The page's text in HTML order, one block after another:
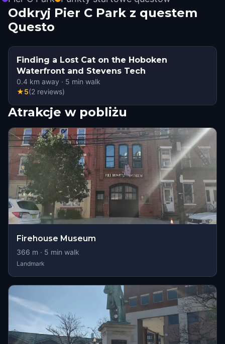
Odkryj Pier C Park z questem
Questo
Finding a Lost Cat on the Hoboken
Waterfront and Stevens Tech
0.4 km away · 5 min walk
★5(2 reviews)
Atrakcje w pobliżu
Firehouse Museum
366 m · 5 min walk
Landmark